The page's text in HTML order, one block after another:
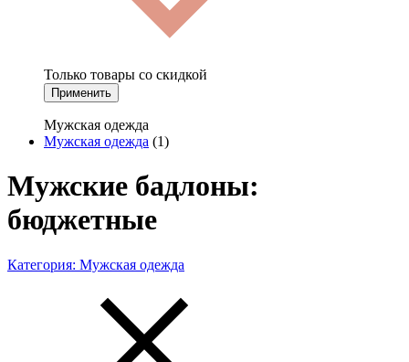
Только товары со скидкой
Применить
Мужская одежда
Мужская одежда (1)
Мужские бадлоны:
бюджетные
Категория: Мужская одежда